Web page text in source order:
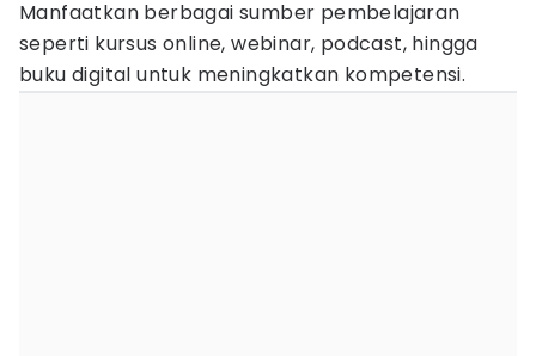
Manfaatkan berbagai sumber pembelajaran
seperti kursus online, webinar, podcast, hingga
buku digital untuk meningkatkan kompetensi.